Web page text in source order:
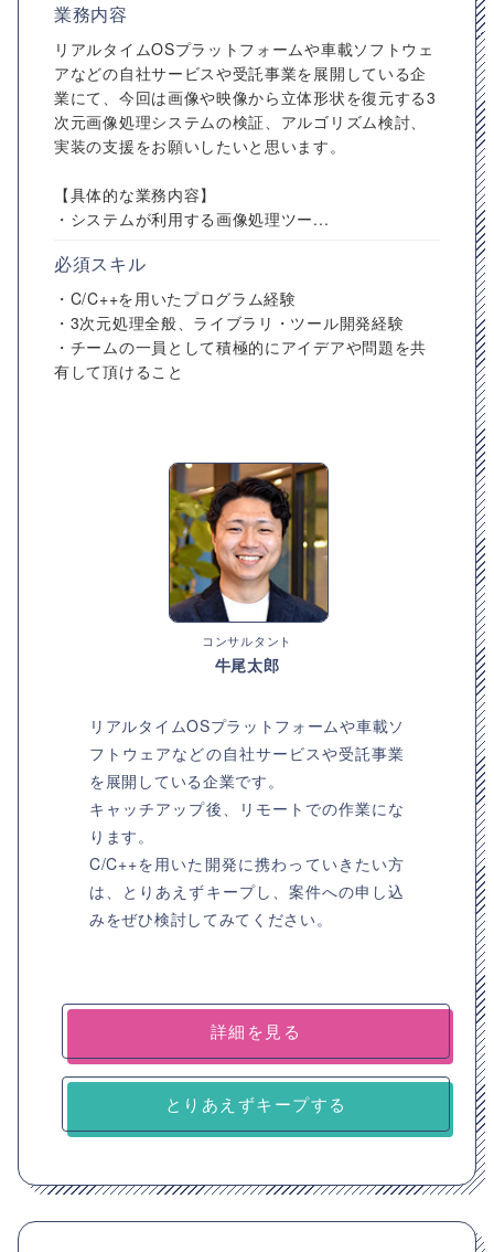
業務内容
リアルタイムOSプラットフォームや車載ソフトウェ
アなどの自社サービスや受託事業を展開している企
業にて、今回は画像や映像から立体形状を復元する3
次元画像処理システムの検証、アルゴリズム検討、
実装の支援をお願いしたいと思います。
【具体的な業務内容】
・システムが利用する画像処理ツー...
必須スキル
・C/C++を用いたプログラム経験
・3次元処理全般、ライブラリ・ツール開発経験
・チームの一員として積極的にアイデアや問題を共
有して頂けること
コンサルタント
牛尾太郎
リアルタイムOSプラットフォームや車載ソ
フトウェアなどの自社サービスや受託事業
を展開している企業です。
キャッチアップ後、リモートでの作業にな
ります。
C/C++を用いた開発に携わっていきたい方
は、とりあえずキープし、案件への申し込
みをぜひ検討してみてください。
詳細を見る
とりあえずキープする